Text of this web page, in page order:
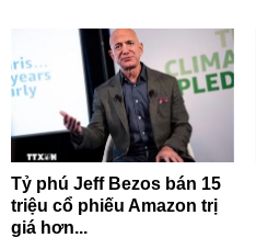
Tỷ phú Jeff Bezos bán 15
triệu cổ phiếu Amazon trị
giá hơn...